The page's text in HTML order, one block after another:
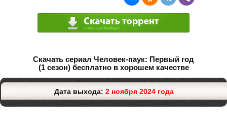
Скачать сериал Человек-паук: Первый год
(1 сезон) бесплатно в хорошем качестве
Дата выхода: 2 ноября 2024 года